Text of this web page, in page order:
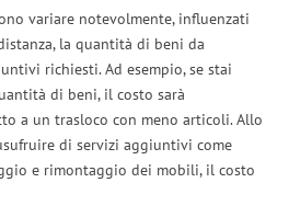
variare notevolmente, influenzati
la quantità di beni da
richiesti. Ad esempio, se stai
di beni, il costo sarà
a un trasloco con meno articoli. Allo
di servizi aggiuntivi come
e rimontaggio dei mobili, il costo